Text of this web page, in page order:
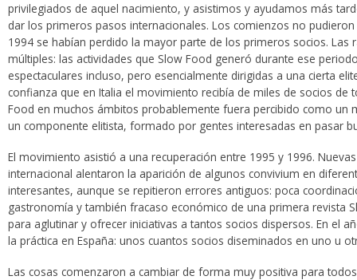
privilegiados de aquel nacimiento, y asistimos y ayudamos más
dar los primeros pasos internacionales. Los comienzos no
1994 se habían perdido la mayor parte de los primeros socios.
múltiples: las actividades que Slow Food generó durante ese
espectaculares incluso, pero esencialmente dirigidas a una cierta
confianza que en Italia el movimiento recibía de miles de socios de
Food en muchos ámbitos probablemente fuera percibido como un
un componente elitista, formado por gentes interesadas en pasar
El movimiento asistió a una recuperación entre 1995 y 1996.
internacional alentaron la aparición de algunos convivium en
interesantes, aunque se repitieron errores antiguos: poca
gastronomía y también fracaso económico de una primera revista
para aglutinar y ofrecer iniciativas a tantos socios dispersos. En el
la práctica en España: unos cuantos socios diseminados en uno u
Las cosas comenzaron a cambiar de forma muy positiva para